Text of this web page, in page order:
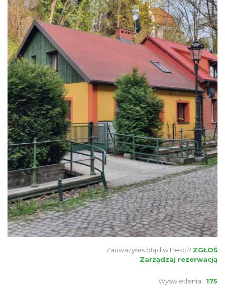
Zauważyłeś błąd w treści? ZGŁOŚ
Zarządzaj rezerwacją
Wyświetlenia: 175